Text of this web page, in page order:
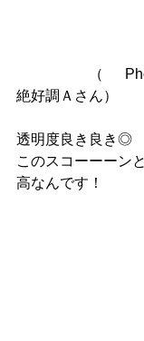
（	Photo by 今日はカメラ
絶好調Ａさん）
透明度良き良き◎
このスコーーーン
高なんです！